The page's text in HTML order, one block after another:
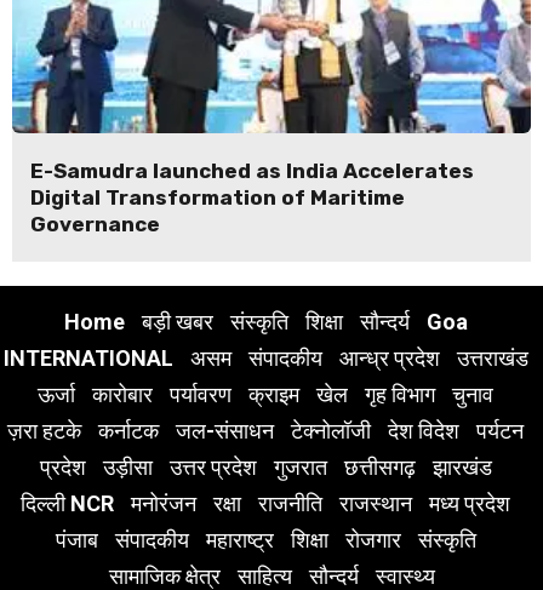
E-Samudra launched as India Accelerates
Digital Transformation of Maritime
Governance
Home बड़ी खबर संस्कृति शिक्षा सौन्दर्य
Goa
INTERNATIONAL
असम संपादकीय आन्ध्र प्रदेश
उत्तराखंड
ऊर्जा
कारोबार पर्यावरण क्राइम खेल गृह विभाग
चुनाव
ज़रा हटके
कर्नाटक जल-संसाधन टेक्नोलॉजी देश विदेश
पर्यटन
प्रदेश
उड़ीसा उत्तर प्रदेश गुजरात छत्तीसगढ़
झारखंड
दिल्ली NCR
मनोरंजन रक्षा राजनीति राजस्थान
मध्य प्रदेश
पंजाब
संपादकीय महाराष्ट्र शिक्षा रोजगार
संस्कृति
सामाजिक क्षेत्र
साहित्य सौन्दर्य स्वास्थ्य